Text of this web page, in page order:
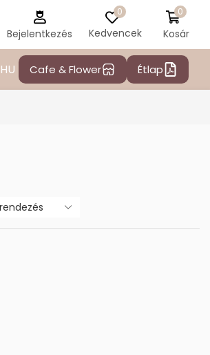
Bejelentkezés
0
Kedvencek
0
Kosár
HU Cafe & Flower Étlap